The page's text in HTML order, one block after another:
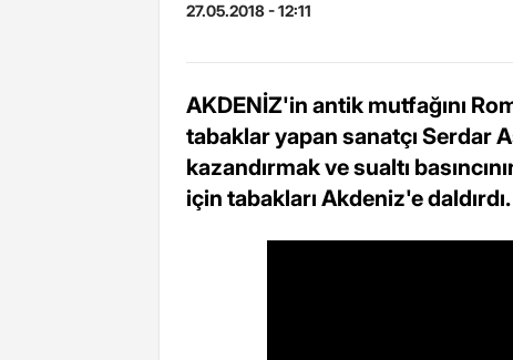
27.05.2018 - 12:11
AKDENİZ'in antik mutfağını
tabaklar yapan sanatçı Serdar
kazandırmak ve sualtı
için tabakları Akdeniz'e daldırdı.